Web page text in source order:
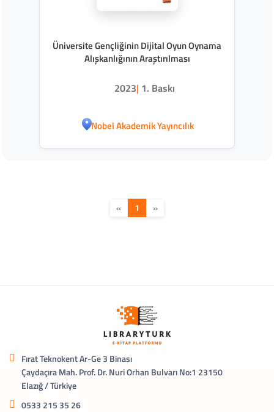
Üniversite Gençliğinin Dijital Oyun Oynama
Alışkanlığının Araştırılması
2023| 1. Baskı
Nobel Akademik Yayıncılık
« 1 »
Fırat Teknokent Ar-Ge 3 Binası
Çaydaçıra Mah. Prof. Dr. Nuri Orhan Bulvarı No:1 23150
Elazığ / Türkiye
0533 215 35 26